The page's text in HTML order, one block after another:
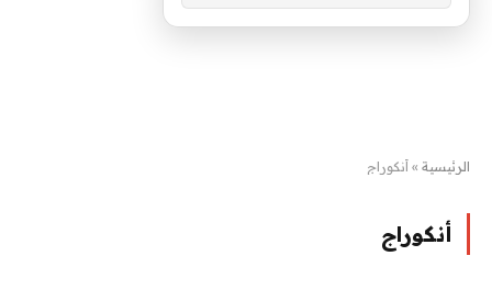
الرئيسية » أنكوراج
أنكوراج